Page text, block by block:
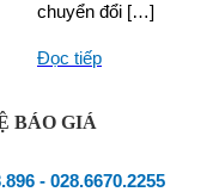
chuyển đổi […]
Đọc tiếp
BÁO GIÁ
- 028.6670.2255